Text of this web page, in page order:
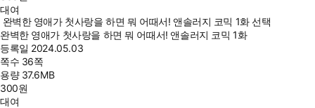
대여
완벽한 영애가 첫사랑을 하면 뭐 어때서! 앤솔러지 코믹 1화 선택
완벽한 영애가 첫사랑을 하면 뭐 어때서! 앤솔러지 코믹 1화
등록일 2024.05.03
쪽수 36쪽
용량 37.6MB
300원
대여